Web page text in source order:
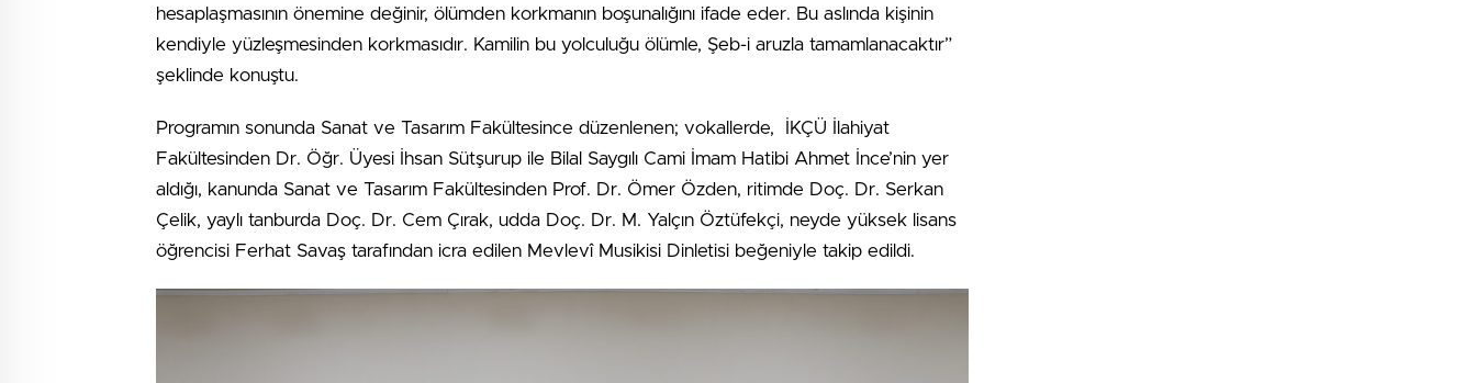
hesaplaşmasının önemine değinir, ölümden korkmanın boşunalığını ifade eder. Bu aslında kişinin
kendiyle yüzleşmesinden korkmasıdır. Kamilin bu yolculuğu ölümle, Şeb-i aruzla tamamlanacaktır”
şeklinde konuştu.
Programın sonunda Sanat ve Tasarım Fakültesince düzenlenen; vokallerde, İKÇÜ İlahiyat
Fakültesinden Dr. Öğr. Üyesi İhsan Sütşurup ile Bilal Saygılı Cami İmam Hatibi Ahmet İnce’nin yer
aldığı, kanunda Sanat ve Tasarım Fakültesinden Prof. Dr. Ömer Özden, ritimde Doç. Dr. Serkan
Çelik, yaylı tanburda Doç. Dr. Cem Çırak, udda Doç. Dr. M. Yalçın Öztüfekçi, neyde yüksek lisans
öğrencisi Ferhat Savaş tarafından icra edilen Mevlevî Musikisi Dinletisi beğeniyle takip edildi.